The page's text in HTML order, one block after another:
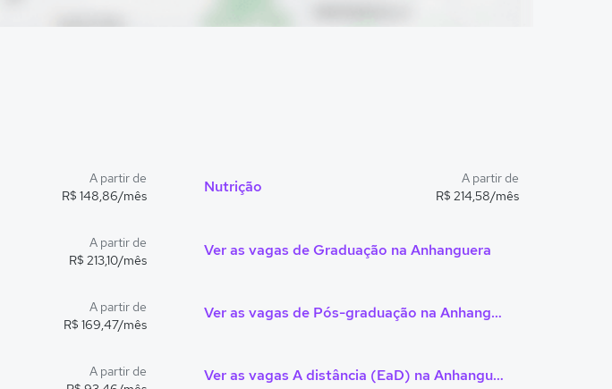
A partir de
R$ 148,86/mês
A partir de
R$ 213,10/mês
A partir de
R$ 169,47/mês
A partir de
Nutrição
A partir de
R$ 214,58/mês
Ver as vagas de Graduação na Anhanguera
Ver as vagas de Pós-graduação na Anhanguera
Ver as vagas A distância (EaD) na Anhanguera